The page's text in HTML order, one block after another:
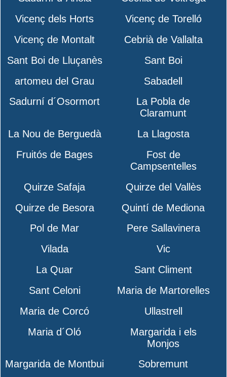
Vicenç dels Horts
Vicenç de Torelló
Vicenç de Montalt
Cebrià de Vallalta
Sant Boi de Lluçanès
Sant Boi
artomeu del Grau
Sabadell
Sadurní d´Osormort
La Pobla de
Claramunt
La Nou de Berguedà
La Llagosta
Fruitós de Bages
Fost de
Campsentelles
Quirze Safaja
Quirze del Vallès
Quirze de Besora
Quintí de Mediona
Pol de Mar
Pere Sallavinera
Vilada
Vic
La Quar
Sant Climent
Sant Celoni
Maria de Martorelles
Maria de Corcó
Ullastrell
Maria d´Oló
Margarida i els
Monjos
Margarida de Montbui
Sobremunt